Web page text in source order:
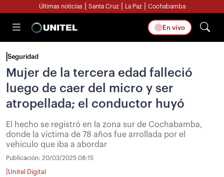
Últimas noticias Santa Cruz La Paz Cochabamba
En vivo
Seguridad
Mujer de la tercera edad falleció
luego de caer del micro y ser
atropellada; el conductor huyó
El hecho se registró en la zona sur de Cochabamba,
donde la víctima de 78 años fue arrollada por el
vehículo que iba a abordar
Publicación: 20/03/2025 08:15
Unitel Digital